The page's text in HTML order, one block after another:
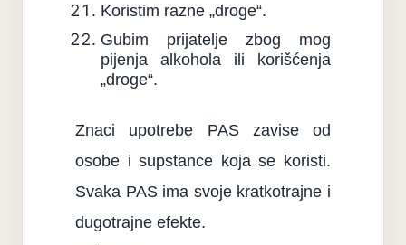
Koristim razne „droge“.
Gubim prijatelje zbog mog
pijenja alkohola ili korišćenja
„droge“.
Znaci upotrebe PAS zavise od
osobe i supstance koja se koristi.
Svaka PAS ima svoje kratkotrajne i
dugotrajne efekte.